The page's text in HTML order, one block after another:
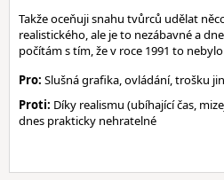
Takže oceňuji snahu tvůrců udělat
realistického, ale je to nezábavné a
počítám s tím, že v roce 1991 to
Pro: Slušná grafika, ovládání, trošku
Proti: Díky realismu (ubíhající čas,
dnes prakticky nehratelné